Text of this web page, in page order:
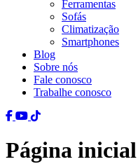
Ferramentas
Sofás
Climatização
Smartphones
Blog
Sobre nós
Fale conosco
Trabalhe conosco
Página inicial